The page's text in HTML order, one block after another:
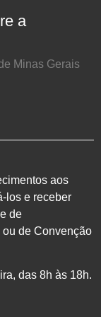
a
Minas Gerais
aos
los e receber
de
de Convenção
das 8h às 18h.